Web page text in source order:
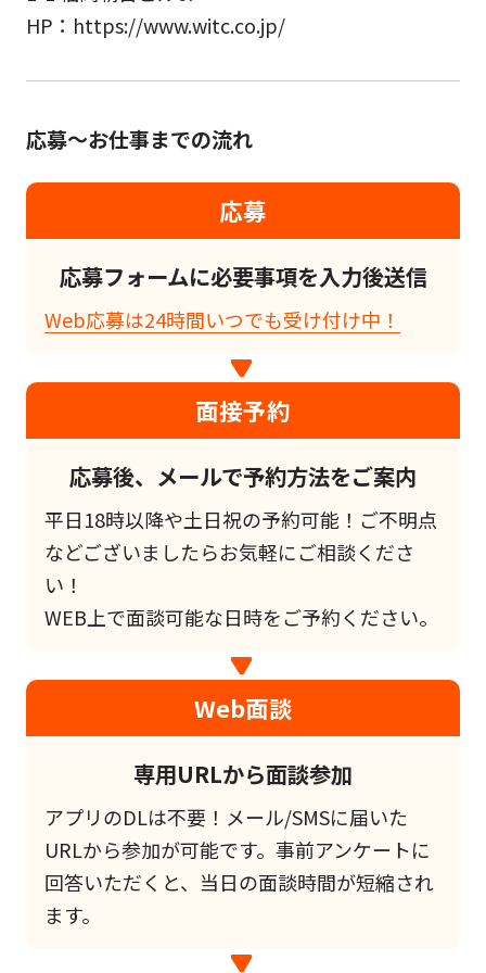
HP：https://www.witc.co.jp/
応募～お仕事までの流れ
応募
応募フォームに必要事項を入力後送信
Web応募は24時間いつでも受け付け中！
面接予約
応募後、メールで予約方法をご案内
平日18時以降や土日祝の予約可能！ご不明点
などございましたらお気軽にご相談くださ
い！
WEB上で面談可能な日時をご予約ください。
Web面談
専用URLから面談参加
アプリのDLは不要！メール/SMSに届いた
URLから参加が可能です。事前アンケートに
回答いただくと、当日の面談時間が短縮され
ます。